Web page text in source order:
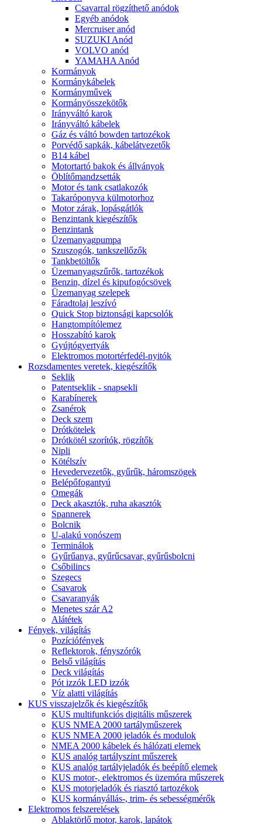
Csavarral rögzíthető anódok
Egyéb anódok
Mercruiser anód
SUZUKI Anód
VOLVO anód
YAMAHA Anód
Kormányok
Kormánykábelek
Kormányművek
Kormányösszekötők
Irányváltó karok
Irányváltó kábelek
Gáz és váltó bowden tartozékok
Porvédő sapkák, kábelátvezetők
B14 kábel
Motortartó bakok és állványok
Öblítőmandzsetták
Motor és tank csatlakozók
Takaróponyva külmotorhoz
Motor zárak, lopásgátlók
Benzintank kiegészítők
Benzintank
Üzemanyagpumpa
Szuszogók, tankszellőzők
Tankbetöltők
Üzemanyagszűrők, tartozékok
Benzin, dízel és kipufogócsövek
Üzemanyag szelepek
Fáradtolaj leszívó
Quick Stop biztonsági kapcsolók
Hangtompítólemez
Hosszabító karok
Gyújtógyertyák
Elektromos motortérfedél-nyitók
Rozsdamentes veretek, kiegészítők
Seklik
Patentseklik - snapsekli
Karabínerek
Zsanérok
Deck szem
Drótkötelek
Drótkötél szorítók, rögzítők
Nipli
Kötélszív
Hevedervezetők, gyűrűk, háromszögek
Belépőfogantyú
Omegák
Deck akasztók, ruha akasztók
Spannerek
Bolcnik
U-alakú vonószem
Terminálok
Gyűrűanya, gyűrűcsavar, gyűrűsbolcni
Csőbilincs
Szegecs
Csavarok
Csavaranyák
Menetes szár A2
Alátétek
Fények, világítás
Pozíciófények
Reflektorok, fényszórók
Belső világítás
Deck világítás
Pót izzók LED izzók
Víz alatti világítás
KUS visszajelzők és kiegészítők
KUS multifunkciós digitális műszerek
KUS NMEA 2000 tartályműszerek
KUS NMEA 2000 jeladók és modulok
NMEA 2000 kábelek és hálózati elemek
KUS analóg tartályszint műszerek
KUS analóg tartályjeladók és beépítő elemek
KUS motor-, elektromos és üzemóra műszerek
KUS motorjeladók és riasztó tartozékok
KUS kormányállás-, trim- és sebességmérők
Elektromos felszerelések
Ablaktörlő motor, karok, lapátok